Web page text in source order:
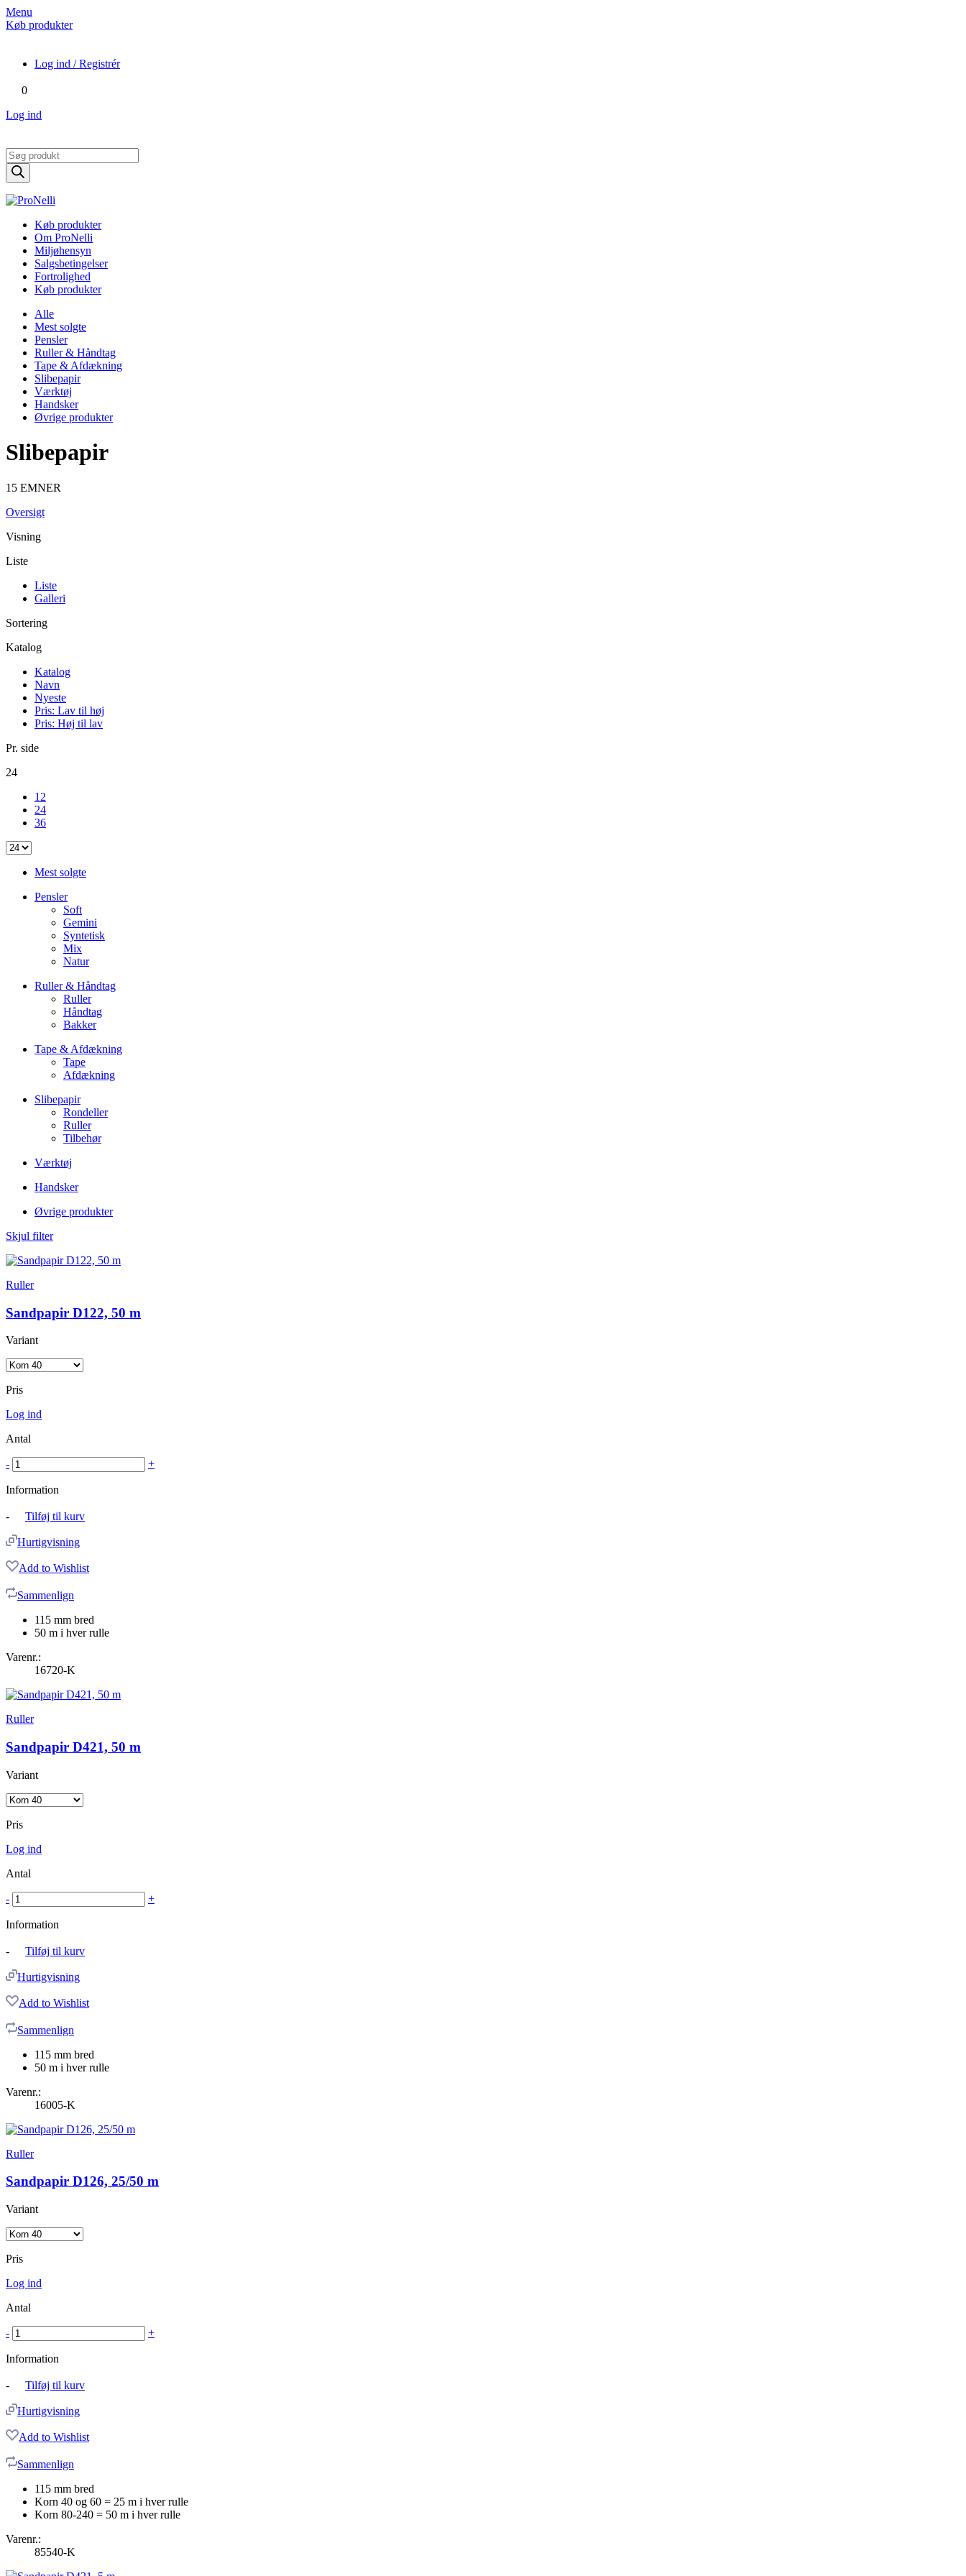
Menu
Køb produkter
Log ind / Registrér
0
Log ind
Products
search
Køb produkter
Om ProNelli
Miljøhensyn
Salgsbetingelser
Fortrolighed
Køb produkter
Alle
Mest solgte
Pensler
Ruller & Håndtag
Tape & Afdækning
Slibepapir
Værktøj
Handsker
Øvrige produkter
Slibepapir
15 EMNER
Oversigt
Visning
Liste
Liste
Galleri
Sortering
Katalog
Katalog
Navn
Nyeste
Pris: Lav til høj
Pris: Høj til lav
Pr. side
24
12
24
36
Mest solgte
Pensler
Soft
Gemini
Syntetisk
Mix
Natur
Ruller & Håndtag
Ruller
Håndtag
Bakker
Tape & Afdækning
Tape
Afdækning
Slibepapir
Rondeller
Ruller
Tilbehør
Værktøj
Handsker
Øvrige produkter
Skjul filter
Ruller
Sandpapir D122, 50 m
Variant
Pris
Log ind
Antal
- +
Information
- Tilføj til kurv
Hurtigvisning
Add to Wishlist
Sammenlign
115 mm bred
50 m i hver rulle
Varenr.:
16720-K
Ruller
Sandpapir D421, 50 m
Variant
Pris
Log ind
Antal
- +
Information
- Tilføj til kurv
Hurtigvisning
Add to Wishlist
Sammenlign
115 mm bred
50 m i hver rulle
Varenr.:
16005-K
Ruller
Sandpapir D126, 25/50 m
Variant
Pris
Log ind
Antal
- +
Information
- Tilføj til kurv
Hurtigvisning
Add to Wishlist
Sammenlign
115 mm bred
Korn 40 og 60 = 25 m i hver rulle
Korn 80-240 = 50 m i hver rulle
Varenr.:
85540-K